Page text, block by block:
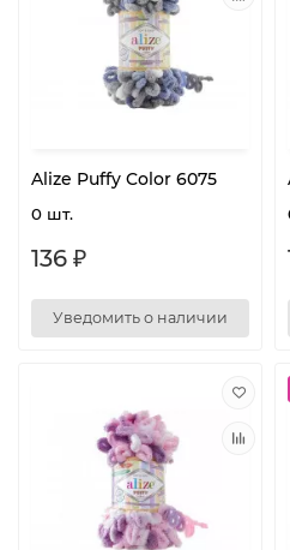
Alize Puffy Color 6075
0 шт.
136 ₽
Уведомить о наличии